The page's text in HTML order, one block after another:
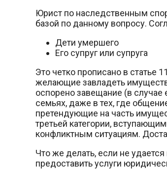
Юрист по наследственным
базой по данному вопросу.
Дети умершего
Его супруг или супруга
Это четко прописано в статье
желающие завладеть
оспорено завещание (в случае
семьях, даже в тех, где
претендующие на часть
третьей категории,
конфликтным ситуациям.
Что же делать, если не
предоставить услуги